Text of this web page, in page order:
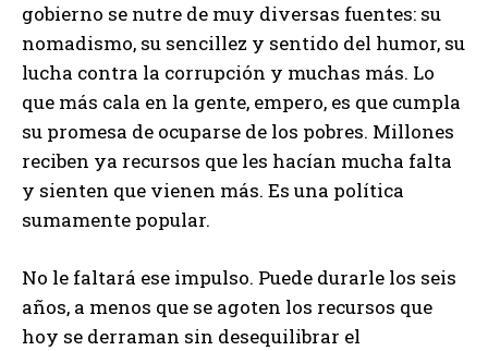
gobierno se nutre de muy diversas fuentes: su
nomadismo, su sencillez y sentido del humor, su
lucha contra la corrupción y muchas más. Lo
que más cala en la gente, empero, es que cumpla
su promesa de ocuparse de los pobres. Millones
reciben ya recursos que les hacían mucha falta
y sienten que vienen más. Es una política
sumamente popular.
No le faltará ese impulso. Puede durarle los seis
años, a menos que se agoten los recursos que
hoy se derraman sin desequilibrar el